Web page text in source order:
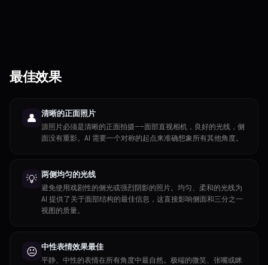
最佳效果
👤 清晰的正面照片
源照片必须是清晰的正面拍摄——面部直视相机，良好的光线，侧
面没有重影。AI 需要一个对称的起点来准确想象所有其他角度。
💡 两侧均匀的光线
避免使用戏剧性的侧光或强烈阴影的照片。均匀、柔和的光线为
AI 提供了关于面部结构的最佳信息，这直接影响侧面和三分之一
视图的质量。
😐 中性表情效果最佳
平静、中性的表情在所有角度中最自然。极端的微笑、张嘴或眯